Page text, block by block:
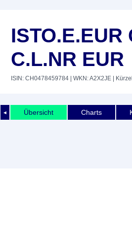
ISTO.E.EUR
C.L.NR EUR
ISIN: CH0478459784 | WKN: A2X2JE |
◄ Übersicht Charts